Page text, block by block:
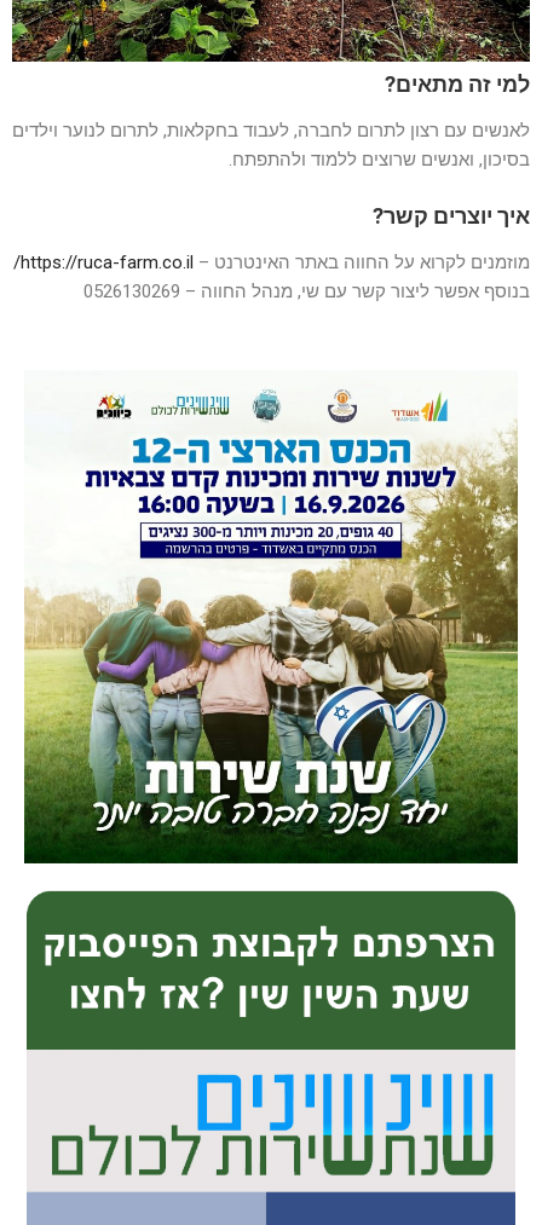
למי זה מתאים?
לאנשים עם רצון לתרום לחברה, לעבוד בחקלאות, לתרום לנוער וילדים
בסיכון, ואנשים שרוצים ללמוד ולהתפתח.
איך יוצרים קשר?
מוזמנים לקרוא על החווה באתר האינטרנט – https://ruca-farm.co.il/
בנוסף אפשר ליצור קשר עם שי, מנהל החווה – 0526130269